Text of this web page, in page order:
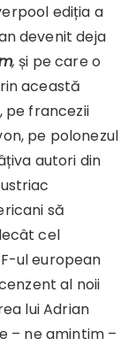
ediția a
devenit deja
, și pe care o
această
pe francezii
pe polonezul
autori din
să
cel
ul european
al noii
lui Adrian
– ne amintim –